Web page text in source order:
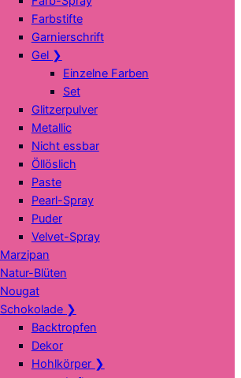
Farbstifte
Garnierschrift
Gel ❯
Einzelne Farben
Set
Glitzerpulver
Metallic
Nicht essbar
Öllöslich
Paste
Pearl-Spray
Puder
Velvet-Spray
Marzipan
Natur-Blüten
Nougat
Schokolade ❯
Backtropfen
Dekor
Hohlkörper ❯